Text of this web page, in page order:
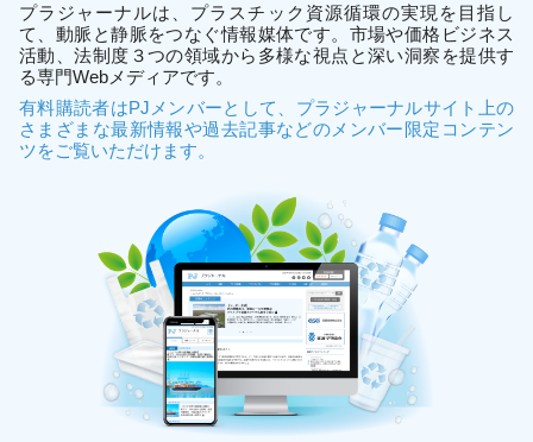
プラジャーナルは、プラスチック資源循環の実現を目指し
て、動脈と静脈をつなぐ情報媒体です。市場や価格ビジネス
活動、法制度３つの領域から多様な視点と深い洞察を提供す
る専門Webメディアです。
有料購読者はPJメンバーとして、プラジャーナルサイト上の
さまざまな最新情報や過去記事などのメンバー限定コンテン
ツをご覧いただけます。